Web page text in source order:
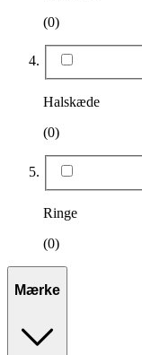
(0)
Halskæde
(0)
Ringe
(0)
Mærke